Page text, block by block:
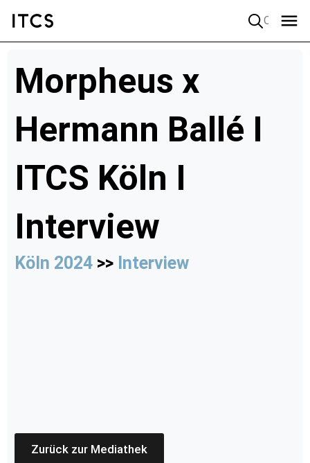
Morpheus x
Hermann Ballé I
ITCS Köln I
Interview
Köln 2024 >> Interview
Zurück zur Mediathek